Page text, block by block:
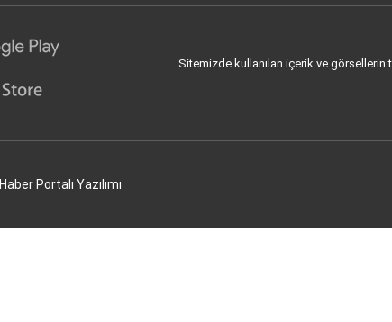
Sitemizde kullanılan içerik ve görsellerin
Haber Portalı Yazılımı